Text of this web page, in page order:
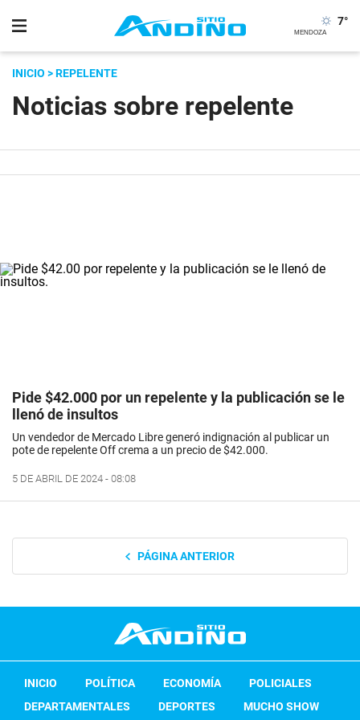
7°
INICIO > REPELENTE
Noticias sobre repelente
Pide $42.000 por un repelente y la publicación se le
llenó de insultos
Un vendedor de Mercado Libre generó indignación al publicar un
pote de repelente Off crema a un precio de $42.000.
5 DE ABRIL DE 2024 - 08:08
PÁGINA ANTERIOR
INICIO POLÍTICA ECONOMÍA
POLICIALES
DEPARTAMENTALES
DEPORTES MUCHO SHOW